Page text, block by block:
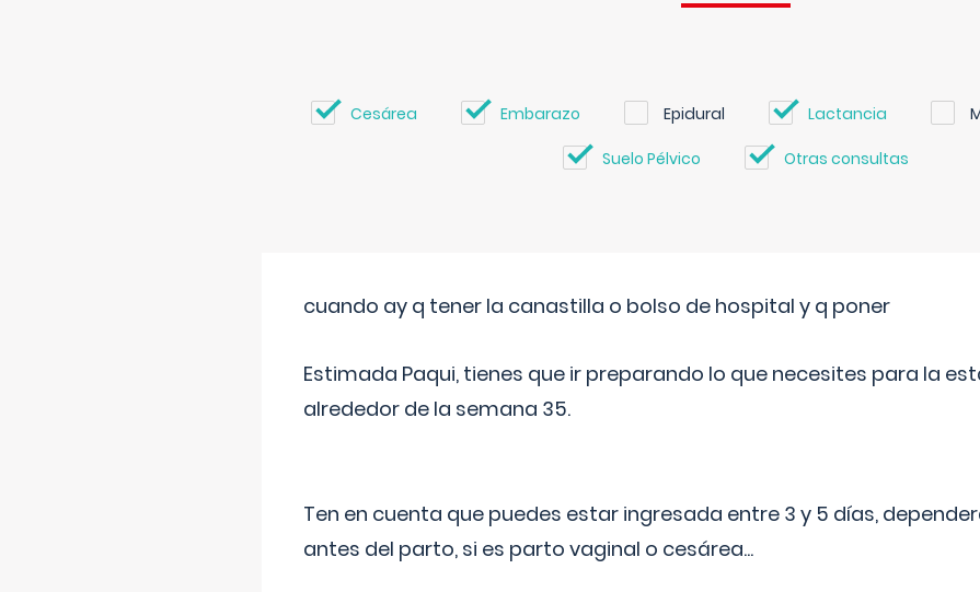
Cesárea Embarazo Epidural Lactancia
Suelo Pélvico Otras consultas
cuando ay q tener la canastilla o bolso de hospital y q poner
Estimada Paqui, tienes que ir preparando lo que necesites para la
alrededor de la semana 35.
Ten en cuenta que puedes estar ingresada entre 3 y 5 días,
antes del parto, si es parto vaginal o cesárea...